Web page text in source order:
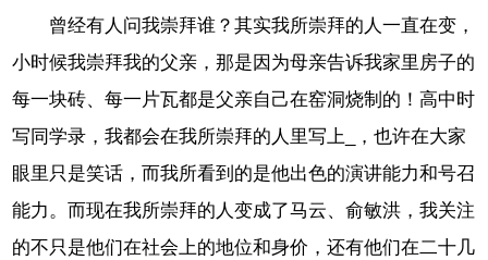
曾经有人问我崇拜谁？其实我所崇拜的人一直在变，
小时候我崇拜我的父亲，那是因为母亲告诉我家里房子的
每一块砖、每一片瓦都是父亲自己在窑洞烧制的！高中时
写同学录，我都会在我所崇拜的人里写上_，也许在大家
眼里只是笑话，而我所看到的是他出色的演讲能力和号召
能力。而现在我所崇拜的人变成了马云、俞敏洪，我关注
的不只是他们在社会上的地位和身价，还有他们在二十几